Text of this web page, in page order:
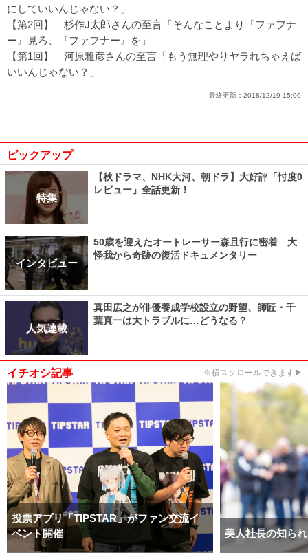
にしていいんじゃない？」
【第2回】 杉作J太郎さんの至言「そんなことより『ファフナ
ー』見ろ、『ファフナー』を」
【第1回】 河原雅彦さんの至言「もう無理やりヤラれちゃえば
いいんじゃない？」
最終更新： 2018/12/19 15:00
ピックアップ
特集
【秋ドラマ、NHK大河、朝ドラ】大好評「忖度0
レビュー」全話更新！
インタビュー
50歳を迎えたオートレーサー森且行に密着 大
怪我から奇跡の復活ドキュメンタリー
人気連載
真田広之が俳優養成学校設立の野望、師匠・千
葉真一は大トラブルに…どうなる？
イチオシ記事 ※横スクロールできます▶
投票アプリ「TIPSTAR」がファン交流イ
ベント開催
美人社長の知ら